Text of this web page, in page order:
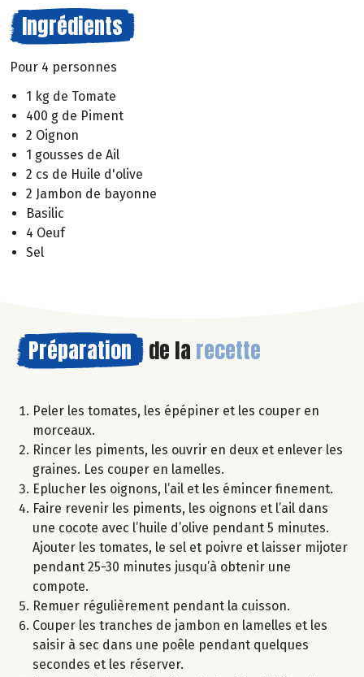
Ingrédients
Pour 4 personnes
1 kg de Tomate
400 g de Piment
2 Oignon
1 gousses de Ail
2 cs de Huile d'olive
2 Jambon de bayonne
Basilic
4 Oeuf
Sel
Préparation de la recette
Peler les tomates, les épépiner et les couper en
morceaux.
Rincer les piments, les ouvrir en deux et enlever les
graines. Les couper en lamelles.
Eplucher les oignons, l’ail et les émincer finement.
Faire revenir les piments, les oignons et l’ail dans
une cocote avec l’huile d’olive pendant 5 minutes.
Ajouter les tomates, le sel et poivre et laisser mijoter
pendant 25-30 minutes jusqu’à obtenir une
compote.
Remuer régulièrement pendant la cuisson.
Couper les tranches de jambon en lamelles et les
saisir à sec dans une poêle pendant quelques
secondes et les réserver.